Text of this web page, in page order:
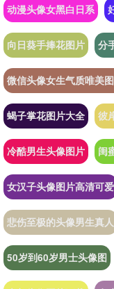
动漫头像女黑白日系
向日葵手捧花图片 分
微信头像女生气质唯美
蝎子掌花图片大全 彼
冷酷男生头像图片 闺
女汉子头像图片高清可爱
悲伤至极的头像男生真人
50岁到60岁男士头像图